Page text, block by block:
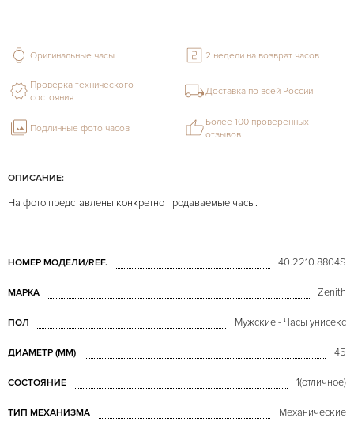
ОПИСАНИЕ:
На фото представлены конкретно продаваемые часы.
НОМЕР МОДЕЛИ/REF. 40.2210.8804S
МАРКА Zenith
ПОЛ Мужские - Часы унисекс
ДИАМЕТР (MM) 45
СОСТОЯНИЕ 1(отличное)
ТИП МЕХАНИЗМА Механические
Оригинальные часы 2 недели на возврат часов
Проверка технического
состояния
Доставка по всей России
Подлинные фото часов
Более 100 проверенных
отзывов